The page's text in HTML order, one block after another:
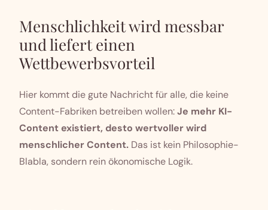
Menschlichkeit wird messbar
und liefert einen
Wettbewerbsvorteil
Hier kommt die gute Nachricht für alle, die keine
Content-Fabriken betreiben wollen:Je mehr KI-
Content existiert, desto wertvoller wird
menschlicher Content. Das ist kein Philosophie-
Blabla, sondern rein ökonomische Logik.